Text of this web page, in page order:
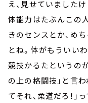
え、見せていました
体能力はたぶんこの
きのセンスとか、め
とね。体がもういい
競技かるたというの
の上の格闘技」と言
てそれ、柔道だろ！」